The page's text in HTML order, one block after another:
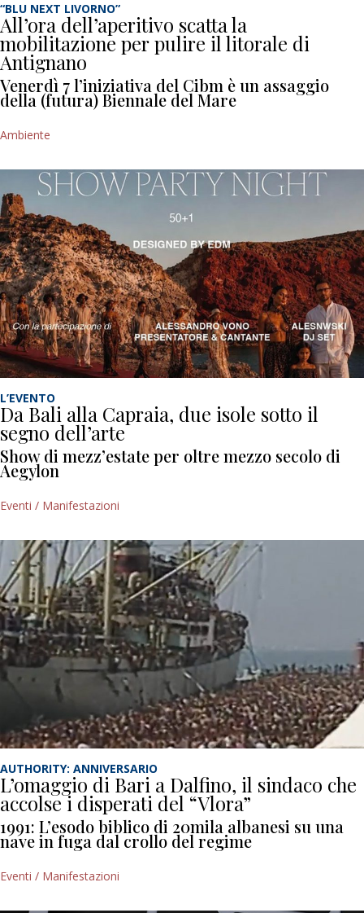
“BLU NEXT LIVORNO”
All’ora dell’aperitivo scatta la
mobilitazione per pulire il litorale di
Antignano
Venerdì 7 l’iniziativa del Cibm è un assaggio
della (futura) Biennale del Mare
Ambiente
L’EVENTO
Da Bali alla Capraia, due isole sotto il
segno dell’arte
Show di mezz’estate per oltre mezzo secolo di
Aegylon
Eventi / Manifestazioni
AUTHORITY: ANNIVERSARIO
L’omaggio di Bari a Dalfino, il sindaco che
accolse i disperati del “Vlora”
1991: L’esodo biblico di 20mila albanesi su una
nave in fuga dal crollo del regime
Eventi / Manifestazioni